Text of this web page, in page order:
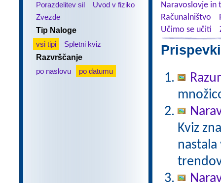
Porazdelitev sil
Uvod v fiziko
Zvezde
Tip Naloge
vsi tipi
Spletni kviz
Razvrščanje
po naslovu
po datumu
Naravoslovje in
Računalništvo
Učimo se učiti
Kviz